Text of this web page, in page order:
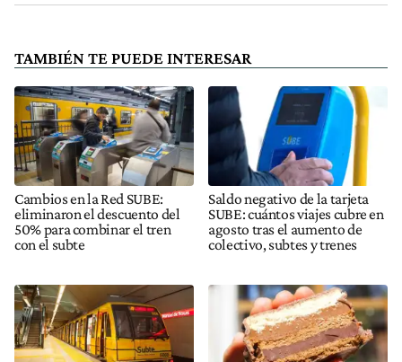
TAMBIÉN TE PUEDE INTERESAR
Cambios en la Red SUBE:
eliminaron el descuento del
50% para combinar el tren
con el subte
Saldo negativo de la tarjeta
SUBE: cuántos viajes cubre en
agosto tras el aumento de
colectivo, subtes y trenes